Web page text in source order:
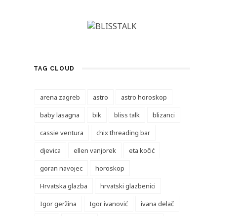
TAG CLOUD
arena zagreb astro
astro horoskop
baby lasagna
bik bliss talk
blizanci
cassie ventura
chix threading bar
djevica
ellen vanjorek
eta kočić
goran navojec
horoskop
Hrvatska glazba
hrvatski glazbenici
Igor geržina
Igor ivanović
ivana delač